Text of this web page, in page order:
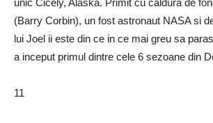
unic Cicely, Alaska. Primit cu caldura de
(Barry Corbin), un fost astronaut NASA si
lui Joel ii este din ce in ce mai greu sa
a inceput primul dintre cele 6 sezoane din
11